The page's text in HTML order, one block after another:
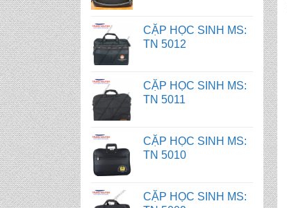
TN 5011
TN 5010
TN 5009
MS: 10013